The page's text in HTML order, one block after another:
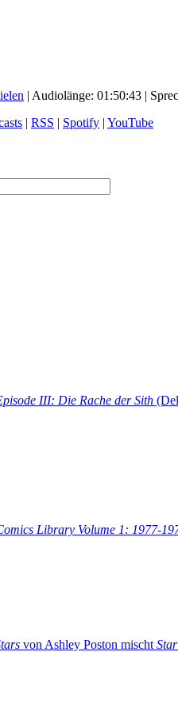
| Audiolänge: 01:50:43 |
| RSS | Spotify | YouTube
III: Die Rache der Sith
Library Volume 1: 1977-
von Ashley Poston mischt